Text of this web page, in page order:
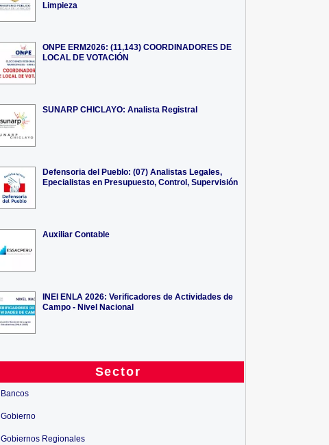
Docentes Chiclayo 2014-2
Limpieza
ONPE ERM2026: (11,143) COORDINADORES DE
LOCAL DE VOTACIÓN
SUNARP CHICLAYO: Analista Registral
Defensoria del Pueblo: (07) Analistas Legales,
Epecialistas en Presupuesto, Control, Supervisión
Auxiliar Contable
INEI ENLA 2026: Verificadores de Actividades de
Campo - Nivel Nacional
Sector
Bancos
Gobierno
Gobiernos Regionales